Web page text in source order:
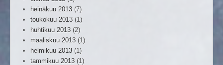
heinäkuu 2013 (7)
toukokuu 2013 (1)
huhtikuu 2013 (2)
maaliskuu 2013 (1)
helmikuu 2013 (1)
tammikuu 2013 (1)